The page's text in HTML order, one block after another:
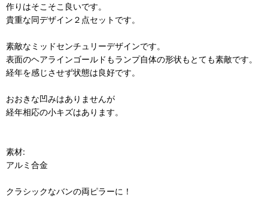
作りはそこそこ良いです。
貴重な同デザイン２点セットです。
素敵なミッドセンチュリーデザインです。
表面のヘアラインゴールドもランプ自体の形状もとても素敵です。
経年を感じさせず状態は良好です。
おおきな凹みはありませんが
経年相応の小キズはあります。
素材:
アルミ合金
クラシックなバンの両ピラーに！